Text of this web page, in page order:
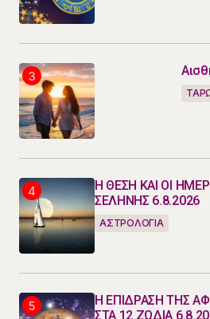
Η ΘΕΣΗ ΚΑΙ ΟΙ
ΣΕΛΗΝΗΣ 6.8.2026
ΑΣΤΡΟΛΟΓΙΑ
Η ΕΠΙΔΡΑΣΗ ΤΗΣ
ΣΤΑ 12 ΖΩΔΙΑ